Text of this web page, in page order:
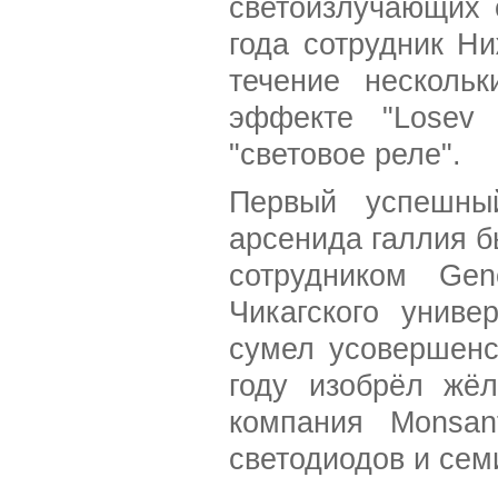
года сотрудник
течение
эффекте
"световое реле".
Первый
арсенида галлия
сотрудником
Чикагского
сумел
году изобрёл
компания
светодиодов и